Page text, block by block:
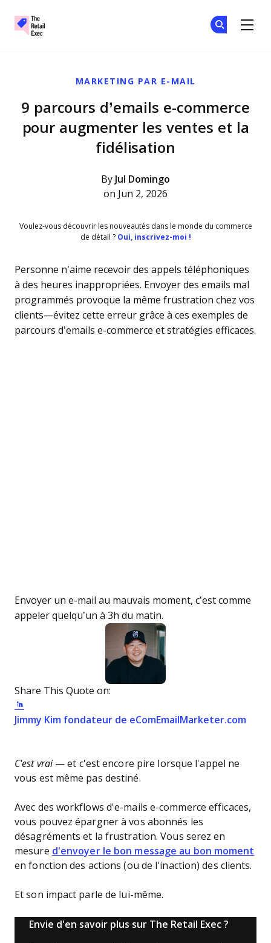
MARKETING PAR E-MAIL
9 parcours d’emails e-commerce
pour augmenter les ventes et la
fidélisation
By Jul Domingo
on Jun 2, 2026
Voulez-vous découvrir les nouveautés dans le monde du commerce
de détail ?Oui, inscrivez-moi !
Personne n’aime recevoir des appels téléphoniques
à des heures inappropriées. Envoyer des emails mal
programmés provoque la même frustration chez vos
clients—évitez cette erreur grâce à ces exemples de
parcours d’emails e-commerce et stratégies efficaces.
Envoyer un e-mail au mauvais moment, c’est comme
appeler quelqu’un à 3h du matin.
Share This Quote on:
Share on Twitter
Share on Facebook
Jimmy KimOpens new window
fondateur de eComEmailMarketer.com
C'est vrai— et c'est encore pire lorsque l'appel ne
vous est même pas destiné.
Avec des workflows d'e-mails e-commerce efficaces,
vous pouvez épargner à vos abonnés les
désagréments et la frustration. Vous serez en
mesure d'envoyer le bon message au bon moment
en fonction des actions (ou de l'inaction) des clients.
Et son impact parle de lui-même.
Envie d'en savoir plus sur The Retail Exec ?